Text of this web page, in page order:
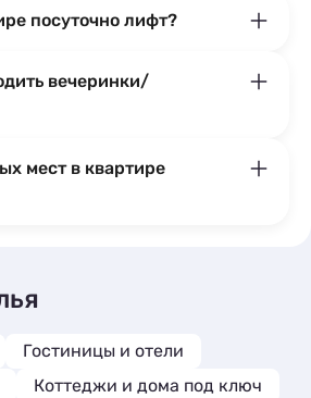
посуточно лифт?
вечеринки/
мест в квартире
Гостиницы и отели
Коттеджи и дома под ключ